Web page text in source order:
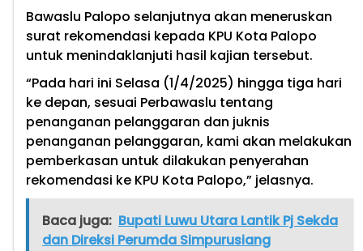
Bawaslu Palopo selanjutnya akan meneruskan
surat rekomendasi kepada KPU Kota Palopo
untuk menindaklanjuti hasil kajian tersebut.
“Pada hari ini Selasa (1/4/2025) hingga tiga hari
ke depan, sesuai Perbawaslu tentang
penanganan pelanggaran dan juknis
penanganan pelanggaran, kami akan melakukan
pemberkasan untuk dilakukan penyerahan
rekomendasi ke KPU Kota Palopo,” jelasnya.
Baca juga: Bupati Luwu Utara Lantik Pj Sekda
dan Direksi Perumda Simpurusiang